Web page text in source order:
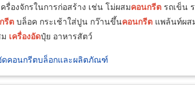
รื่องจักรในการก่อสร้าง เช่น โม่ผสมคอนกรีต รถเข็น
รีต บล็อค กระเช้าใส่ปูน กว๊านขึ้นคอนกรีต แพล้นท์ผส
เครื่องอัดปุ๋ย อาหารสัตว์
ดคอนกรีตบล็อกและผลิตภัณฑ์